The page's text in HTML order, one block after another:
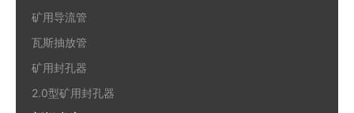
矿用导流管
瓦斯抽放管
矿用封孔器
2.0型矿用封孔器